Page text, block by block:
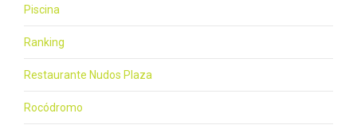
Piscina
Ranking
Restaurante Nudos Plaza
Rocódromo